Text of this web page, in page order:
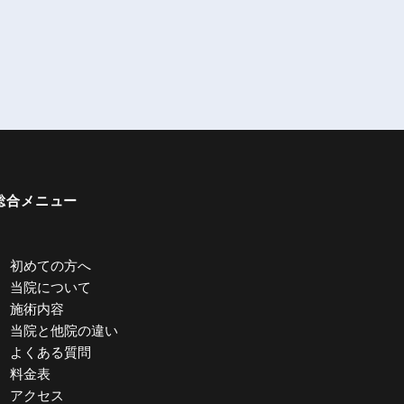
合メニュー
初めての方へ
当院について
施術内容
当院と他院の違い
よくある質問
料金表
アクセス